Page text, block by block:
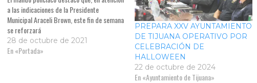
a las indicaciones de la Presidente
Municipal Araceli Brown, este fin de semana
se reforzará
28 de octubre de 2021
En «Portada»
PREPARA XXV AYUNTAMIENTO
DE TIJUANA OPERATIVO POR
CELEBRACIÓN DE
HALLOWEEN
22 de octubre de 2024
En «Ayuntamiento de Tijuana»